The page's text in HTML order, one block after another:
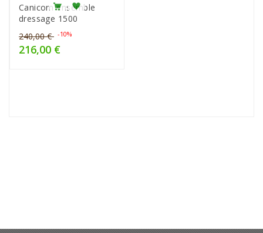
Prix
de
240,00 € -10%
216,00 €
Canicom ensemble
dressage 1500